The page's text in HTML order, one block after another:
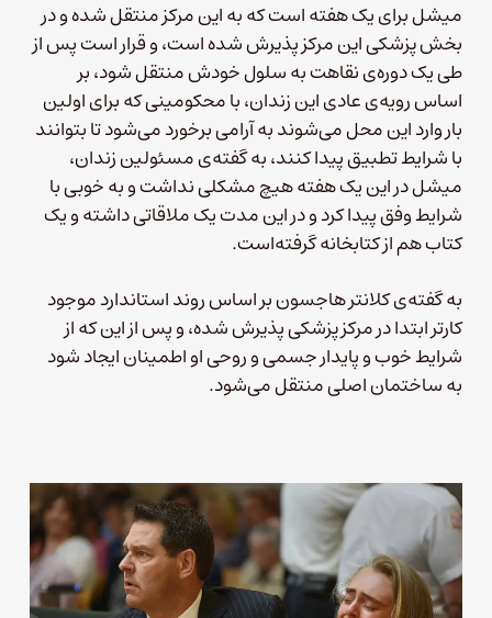
میشل برای یک هفته است که به این مرکز منتقل شده و در
بخش پزشکی این مرکز پذیرش شده است، و قرار است پس از
طی یک دوره‌ی نقاهت به سلول خودش منتقل شود، بر
اساس رویه‌ی عادی این زندان، با محکومینی که برای اولین
بار وارد این محل می‌شوند به آرامی برخورد می‌شود تا بتوانند
با شرایط تطبیق پیدا کنند، به گفته‌ی مسئولین زندان،
میشل در این یک هفته هیچ مشکلی نداشت و به خوبی با
شرایط وفق پیدا کرد و در این مدت یک ملاقاتی داشته و یک
کتاب هم از کتابخانه گرفته‌است.
به گفته‌ی کلانتر هاجسون بر اساس روند استاندارد موجود
کارتر ابتدا در مرکز پزشکی پذیرش شده، و پس از این که از
شرایط خوب و پایدار جسمی و روحی او اطمینان ایجاد شود
به ساختمان اصلی منتقل می‌شود.